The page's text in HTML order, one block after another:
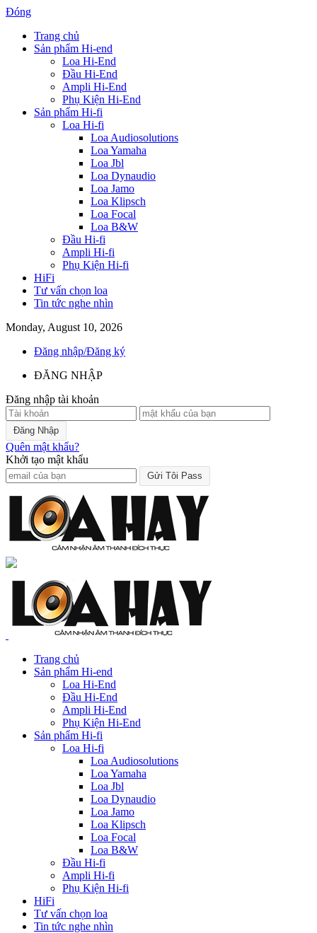
Đóng
Trang chủ
Sản phẩm Hi-end
Loa Hi-End
Đầu Hi-End
Ampli Hi-End
Phụ Kiện Hi-End
Sản phẩm Hi-fi
Loa Hi-fi
Loa Audiosolutions
Loa Yamaha
Loa Jbl
Loa Dynaudio
Loa Jamo
Loa Klipsch
Loa Focal
Loa B&W
Đầu Hi-fi
Ampli Hi-fi
Phụ Kiện Hi-fi
HiFi
Tư vấn chọn loa
Tin tức nghe nhìn
Monday, August 10, 2026
Đăng nhập/Đăng ký
ĐĂNG NHẬP
Đăng nhập tài khoản
Quên mật khẩu?
Khởi tạo mật khẩu
Trang chủ
Sản phẩm Hi-end
Loa Hi-End
Đầu Hi-End
Ampli Hi-End
Phụ Kiện Hi-End
Sản phẩm Hi-fi
Loa Hi-fi
Loa Audiosolutions
Loa Yamaha
Loa Jbl
Loa Dynaudio
Loa Jamo
Loa Klipsch
Loa Focal
Loa B&W
Đầu Hi-fi
Ampli Hi-fi
Phụ Kiện Hi-fi
HiFi
Tư vấn chọn loa
Tin tức nghe nhìn